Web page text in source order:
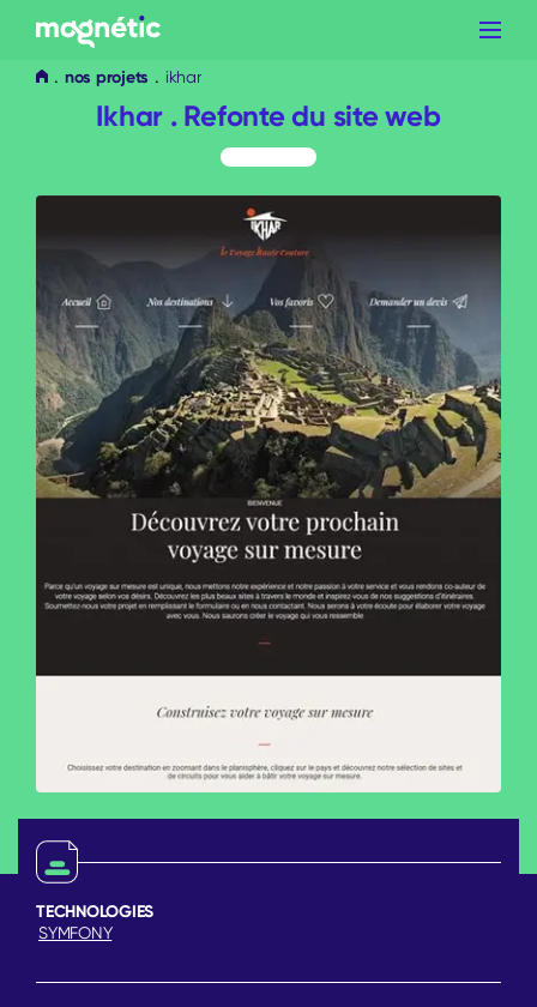
contenu
nos projets ikhar
Ikhar . Refonte du site web
TECHNOLOGIES
SYMFONY